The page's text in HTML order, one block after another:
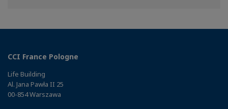
CCI France Pologne
Life Building
Al. Jana Pawła II 25
00-854 Warszawa